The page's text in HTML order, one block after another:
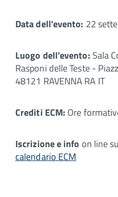
Data dell'evento: 22
Luogo dell'evento: Sala
Rasponi delle Teste -
48121 RAVENNA RA IT
Crediti ECM: Ore
Iscrizione e info on line su
calendario ECM